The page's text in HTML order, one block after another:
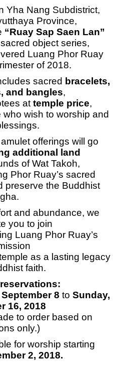
Yha Nang Subdistrict,
Province,
“Ruay Sap Saen Lan”
sacred object series,
Luang Phor Ruay
of 2018.
sacred bracelets,
and bangles,
attemple price,
wish to worship and
offerings will go
additional land
of Wat Takoh,
Phor Ruay’s sacred
preserve the Buddhist
and abundance, we
you to join
Luang Phor Ruay’s
as a lasting legacy
faith.
8 to Sunday,
16, 2018
to order based on
only.)
for worship starting
2, 2018.